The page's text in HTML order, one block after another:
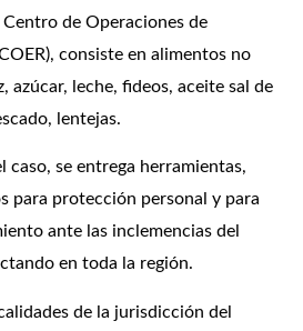
de Operaciones de
consiste en alimentos no
azúcar, leche, fideos, aceite sal de
lentejas.
caso, se entrega herramientas,
para protección personal y para
ante las inclemencias del
en toda la región.
de la jurisdicción del